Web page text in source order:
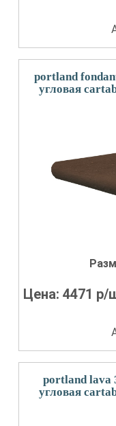
portland
угловая
Цена:4471 р/
portland lava
угловая